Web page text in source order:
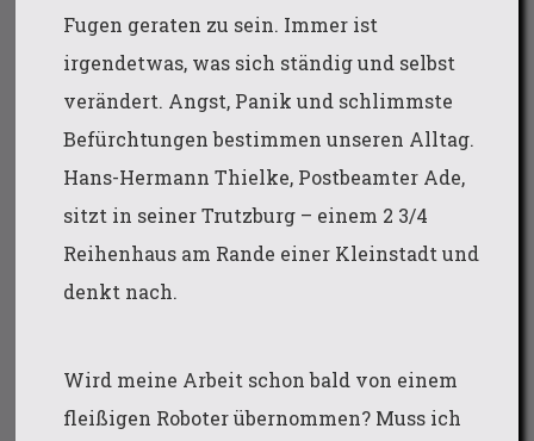
Fugen geraten zu sein. Immer ist
irgendetwas, was sich ständig und selbst
verändert. Angst, Panik und schlimmste
Befürchtungen bestimmen unseren Alltag.
Hans-Hermann Thielke, Postbeamter Ade,
sitzt in seiner Trutzburg – einem 2 3/4
Reihenhaus am Rande einer Kleinstadt und
denkt nach.
Wird meine Arbeit schon bald von einem
fleißigen Roboter übernommen? Muss ich